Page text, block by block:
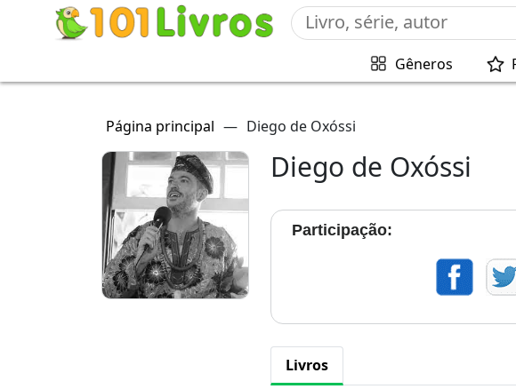
Gêneros
Página principal — Diego de Oxóssi
Diego de Oxóssi
Participação:
Livros